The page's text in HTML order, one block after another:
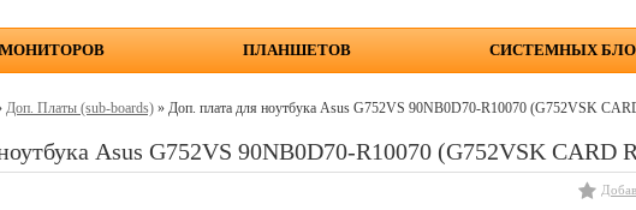
ПЛАНШЕТОВ СИСТЕМНЫХ
Доп. Платы (sub-boards) » Доп. плата для ноутбука Asus G752VS 90NB0D70-R10070 (G752VSK
Asus G752VS 90NB0D70-R10070 (G752VSK CARD